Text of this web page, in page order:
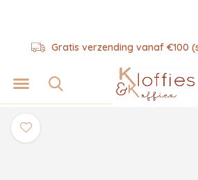
Gratis verzending vanaf €100